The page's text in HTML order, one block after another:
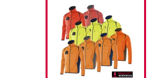
(trocken & lichtgeschützt lagern)
Einsatzbereiche